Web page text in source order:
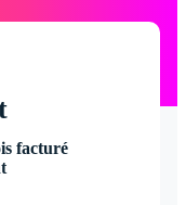
facturé